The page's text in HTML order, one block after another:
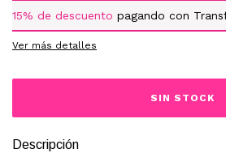
15% de descuento pagando con
Ver más detalles
Descripción